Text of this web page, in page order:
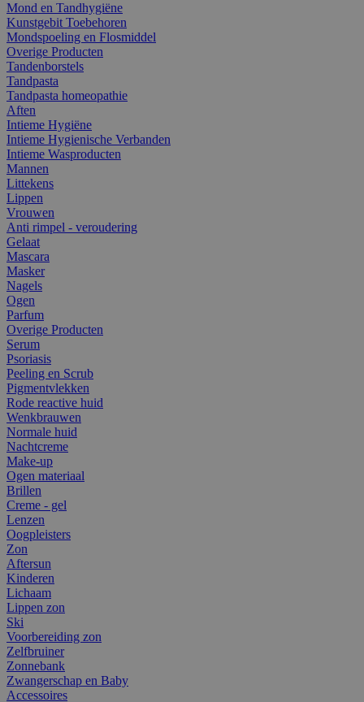
Mond en Tandhygiëne
Kunstgebit Toebehoren
Mondspoeling en Flosmiddel
Overige Producten
Tandenborstels
Tandpasta
Tandpasta homeopathie
Aften
Intieme Hygiëne
Intieme Hygienische Verbanden
Intieme Wasproducten
Mannen
Littekens
Lippen
Vrouwen
Anti rimpel - veroudering
Gelaat
Mascara
Masker
Nagels
Ogen
Parfum
Overige Producten
Serum
Psoriasis
Peeling en Scrub
Pigmentvlekken
Rode reactive huid
Wenkbrauwen
Normale huid
Nachtcreme
Make-up
Ogen materiaal
Brillen
Creme - gel
Lenzen
Oogpleisters
Zon
Aftersun
Kinderen
Lichaam
Lippen zon
Ski
Voorbereiding zon
Zelfbruiner
Zonnebank
Zwangerschap en Baby
Accessoires